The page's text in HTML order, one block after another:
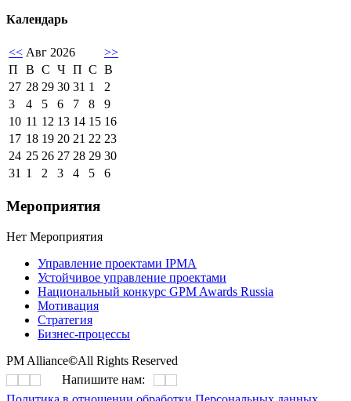
Календарь
<< Авг 2026
>>
П
В С Ч П С В
27 28 29 30 31 1
2
3
4 5 6 7 8
9
10 11 12 13 14 15 16
17 18 19 20 21 22 23
24 25 26 27 28 29 30
31 1 2 3 4 5 6
Мероприятия
Нет Мероприятия
Управление проектами IPMA
Устойчивое управление проектами
Национальный конкурс GPM Awards Russia
Мотивация
Стратегия
Бизнес-процессы
PM Alliance©All Rights Reserved
Напишите нам: